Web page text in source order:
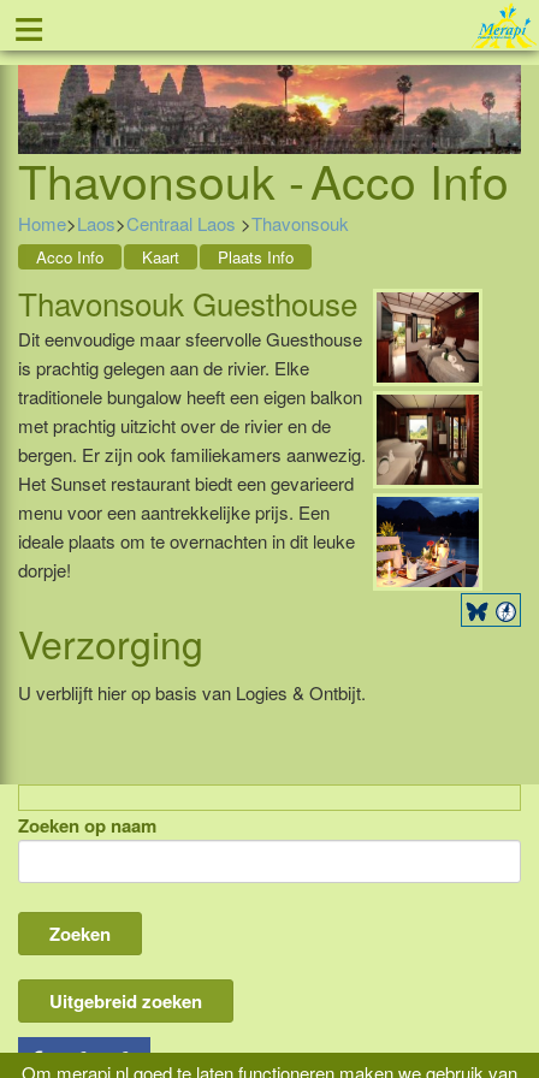
Om merapi.nl goed te laten functioneren maken we gebruik van
≡ Tel: 088 - 81 11 999
Thavonsouk -Acco Info
Home>Laos>Centraal Laos >Thavonsouk
Acco Info Kaart Plaats Info
Thavonsouk Guesthouse
Dit eenvoudige maar sfeervolle Guesthouse
is prachtig gelegen aan de rivier. Elke
traditionele bungalow heeft een eigen balkon
met prachtig uitzicht over de rivier en de
bergen. Er zijn ook familiekamers aanwezig.
Het Sunset restaurant biedt een gevarieerd
menu voor een aantrekkelijke prijs. Een
ideale plaats om te overnachten in dit leuke
dorpje!
Verzorging
U verblijft hier op basis van Logies & Ontbijt.
Indonesië, eilandcombinaties
Bali
Lombok
Flores & Komodo
Overige Sunda eilanden
Java
Zoeken op naam
Uitgebreid zoeken